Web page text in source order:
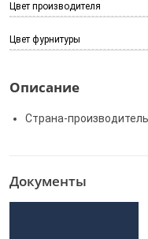
Цвет производителя
Цвет фурнитуры
Описание
Страна-
Документы